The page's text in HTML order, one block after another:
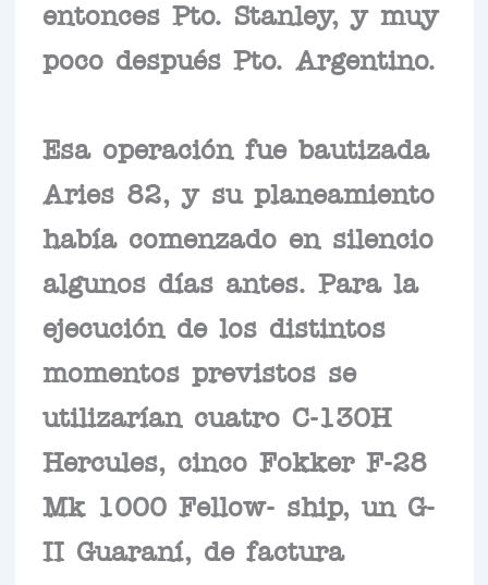
entonces Pto. Stanley, y muy
poco después Pto. Argentino.
Esa operación fue bautizada
Aries 82, y su planeamiento
había comenzado en silencio
algunos días antes. Para la
ejecución de los distintos
momentos previstos se
utilizarían cuatro C-130H
Hercules, cinco Fokker F-28
Mk 1000 Fellow- ship, un G-
II Guaraní, de factura